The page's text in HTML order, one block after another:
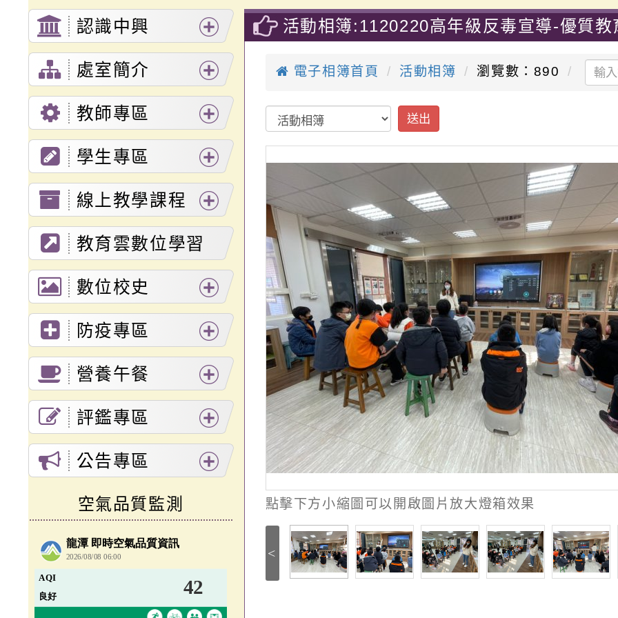
認識中興
展
開
選
單
處室簡介
展
開
選
單
教師專區
展
開
選
單
學生專區
展
開
選
單
線上教學課程
展
開
選
單
教育雲數位學習
入口網
數位校史
展
開
選
單
防疫專區
展
開
選
單
營養午餐
展
開
選
單
評鑑專區
展
開
單
公告專區
單
空氣品質監測
活動相簿:1120220高年級反毒宣導-優質教
電子相簿首頁 活動相簿 瀏覽數：890
送出
點擊下方小縮圖可以開啟圖片放大燈箱效果
<